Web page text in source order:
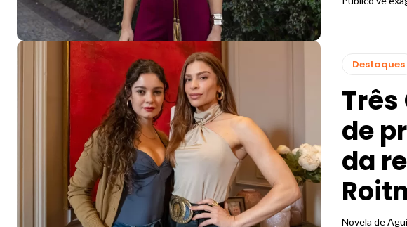
Destaques
de
da
Novela de